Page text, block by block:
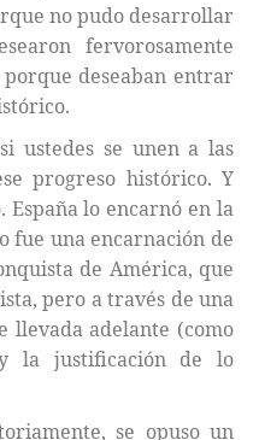
no pudo desarrollar
fervorosamente
deseaban entrar
ustedes se unen a las
progreso histórico. Y
España lo encarnó en la
fue una encarnación de
de América, que
pero a través de una
llevada adelante (como
la justificación de lo
se opuso un